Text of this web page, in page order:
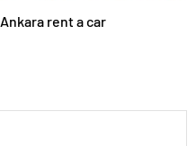
Ankara rent a car